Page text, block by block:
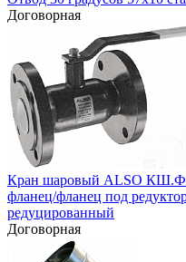
Договорная
Кран шаровый ALSO
фланец/фланец под
редуцированный
Договорная